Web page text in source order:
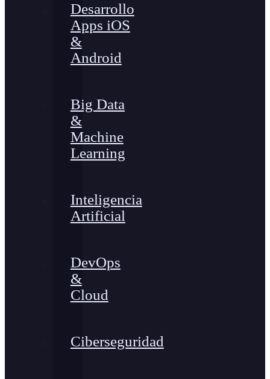
Desarrollo
Apps iOS
&
Android
Big Data
&
Machine
Learning
Inteligencia
Artificial
DevOps
&
Cloud
Ciberseguridad